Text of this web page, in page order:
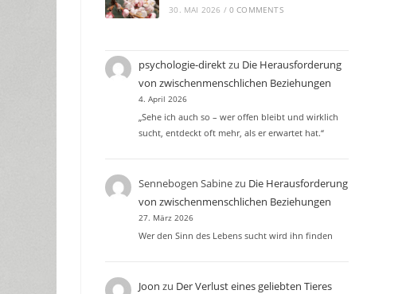
30. MAI 2026 / 0 COMMENTS
psychologie-direktzu Die Herausforderung
von zwischenmenschlichen Beziehungen
4. April 2026
„Sehe ich auch so – wer offen bleibt und wirklich
sucht, entdeckt oft mehr, als er erwartet hat.“
Sennebogen Sabinezu Die Herausforderung
von zwischenmenschlichen Beziehungen
27. März 2026
Wer den Sinn des Lebens sucht wird ihn finden
Joon zu Der Verlust eines geliebten Tieres